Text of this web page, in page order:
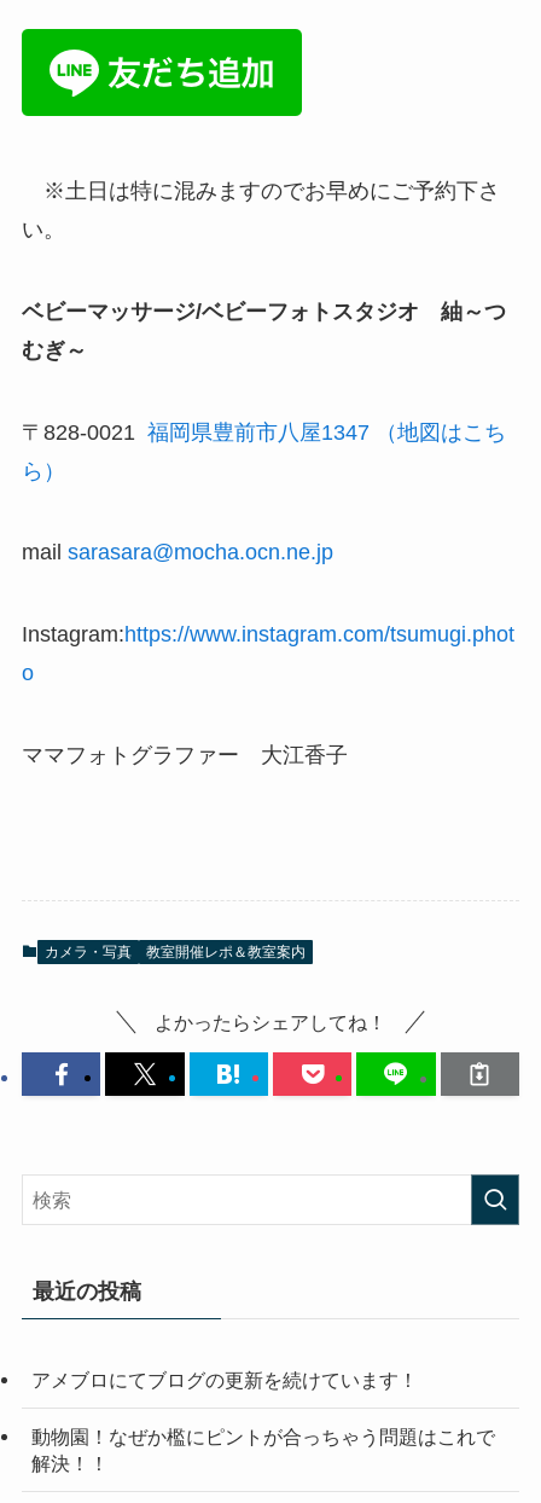
※土日は特に混みますのでお早めにご予約下さ
い。
ベビーマッサージ/ベビーフォトスタジオ 紬～つ
むぎ～
〒828-0021 福岡県豊前市八屋1347
（地図はこち
ら）
mail sarasara@mocha.ocn.ne.jp
Instagram:https://www.instagram.com/tsumugi.phot
o
ママフォトグラファー 大江香子
カメラ・写真 教室開催レポ＆教室案内
よかったらシェアしてね！
最近の投稿
アメブロにてブログの更新を続けています！
動物園！なぜか檻にピントが合っちゃう問題はこれで
解決！！